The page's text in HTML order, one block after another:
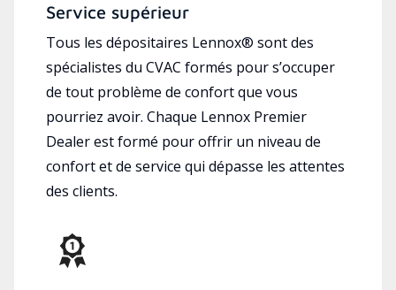
Service supérieur
Tous les dépositaires Lennox® sont des
spécialistes du CVAC formés pour s’occuper
de tout problème de confort que vous
pourriez avoir. Chaque Lennox Premier
Dealer est formé pour offrir un niveau de
confort et de service qui dépasse les attentes
des clients.